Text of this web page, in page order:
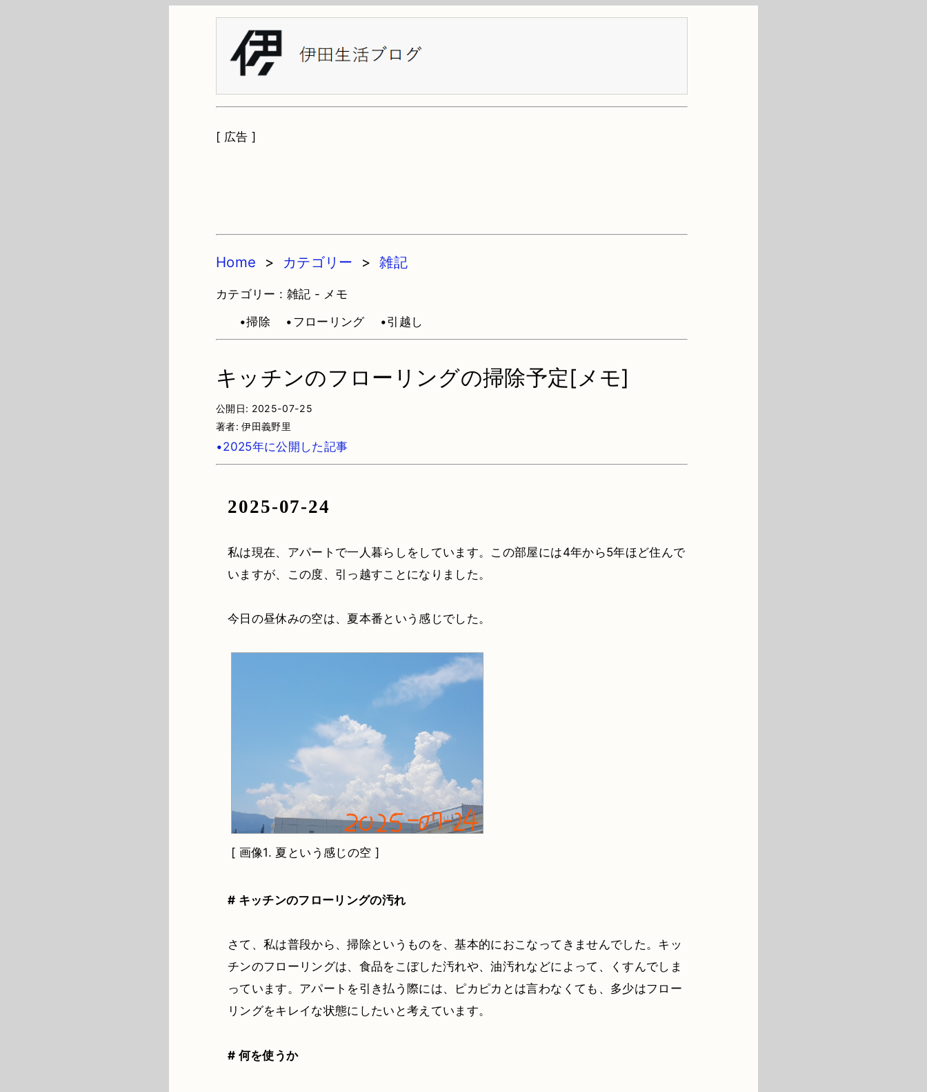
[ 広告 ]
Home > カテゴリー >雑記
カテゴリー : 雑記 - メモ
•掃除 •フローリング •引越し
キッチンのフローリングの掃除予定[メモ]
公開日: 2025-07-25
著者:伊田義野里
•2025年に公開した記事
2025-07-24
私は現在、アパートで一人暮らしをしています。この部屋には4年から5年ほど住んで
いますが、この度、引っ越すことになりました。
今日の昼休みの空は、夏本番という感じでした。
[ 画像1. 夏という感じの空 ]
# キッチンのフローリングの汚れ
さて、私は普段から、掃除というものを、基本的におこなってきませんでした。キッ
チンのフローリングは、食品をこぼした汚れや、油汚れなどによって、くすんでしま
っています。アパートを引き払う際には、ピカピカとは言わなくても、多少はフロー
リングをキレイな状態にしたいと考えています。
# 何を使うか